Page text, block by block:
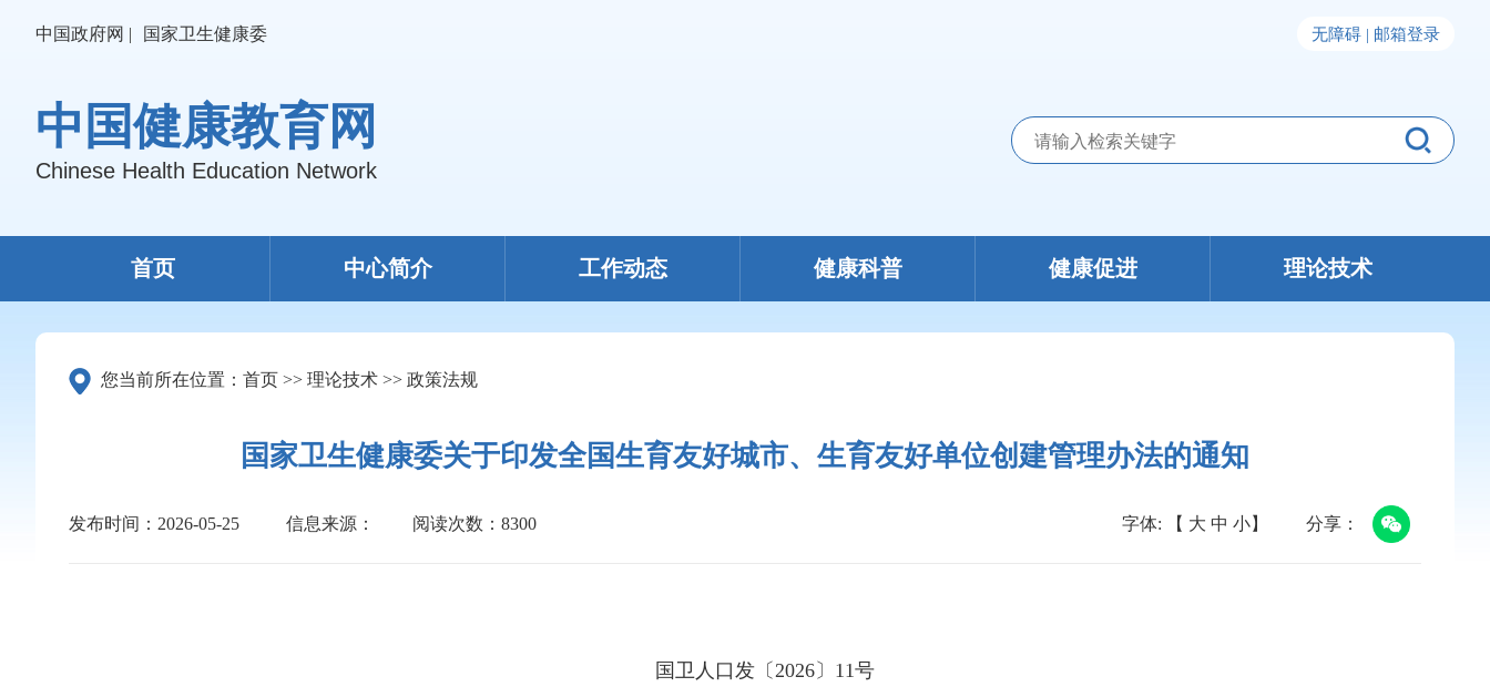
中国政府网 | 国家卫生健康委 无障碍 | 邮箱登录
中国健康教育网
Chinese Health Education Network
首页 中心简介 工作动态 健康科普 健康促进 理论技术
您当前所在位置： 首页 >> 理论技术 >> 政策法规
国家卫生健康委关于印发全国生育友好城市、生育友好单位创建管理办法的通知
发布时间：2026-05-25 信息来源： 阅读次数： 8300 字体: 【 大 中 小】 分享：
国卫人口发〔2026〕11号